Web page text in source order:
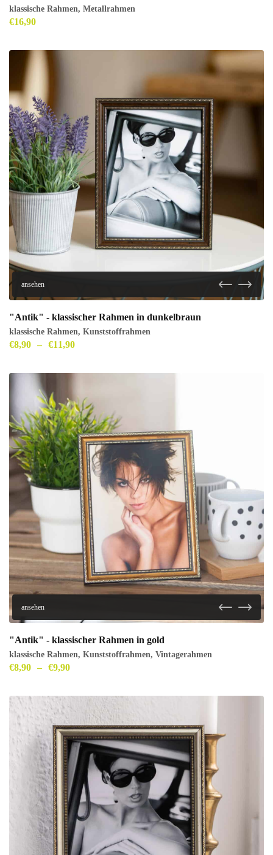
klassische Rahmen, Metallrahmen
€16,90
ansehen
"Antik" - klassischer Rahmen in dunkelbraun
klassische Rahmen, Kunststoffrahmen
€8,90 – €11,90
ansehen
"Antik" - klassischer Rahmen in gold
klassische Rahmen, Kunststoffrahmen, Vintagerahmen
€8,90 – €9,90